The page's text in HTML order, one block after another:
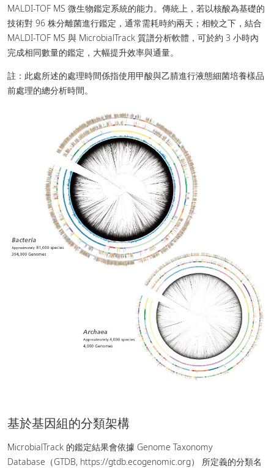
MALDI-TOF MS 微生物鑑定系統的能力。傳統上，若以核酸為基礎的
技術對 96 株分離菌進行鑑定，通常需耗時約兩天；相較之下，結合
MALDI-TOF MS 與 MicrobialTrack 質譜分析軟體，可於約 3 小時內
完成相同數量的鑑定，大幅提升效率與通量。
註：此處所述的處理時間係指使用甲酸與乙腈進行液態細菌培養樣品
前處理的總分析時間。
基於基因組的分類架構
MicrobialTrack 的鑑定結果會依據 Genome Taxonomy
Database（GTDB, https://gtdb.ecogenomic.org） 所定義的分類名